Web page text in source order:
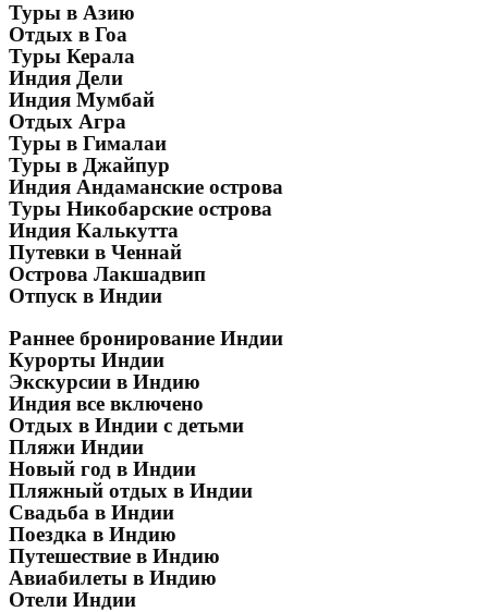
Туры в Азию
Отдых в Гоа
Туры Керала
Индия Дели
Индия Мумбай
Отдых Агра
Туры в Гималаи
Туры в Джайпур
Индия Андаманские острова
Туры Никобарские острова
Индия Калькутта
Путевки в Ченнай
Острова Лакшадвип
Отпуск в Индии
Раннее бронирование Индии
Курорты Индии
Экскурсии в Индию
Индия все включено
Отдых в Индии с детьми
Пляжи Индии
Новый год в Индии
Пляжный отдых в Индии
Свадьба в Индии
Поездка в Индию
Путешествие в Индию
Авиабилеты в Индию
Отели Индии